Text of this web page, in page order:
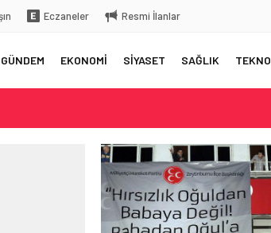
Eczaneler Resmi İlanlar
GÜNDEM EKONOMİ SİYASET SAĞLIK